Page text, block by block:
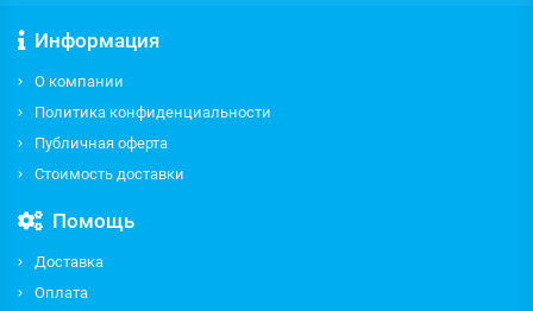
Информация
О компании
Политика конфиденциальности
Публичная оферта
Стоимость доставки
Помощь
Доставка
Оплата